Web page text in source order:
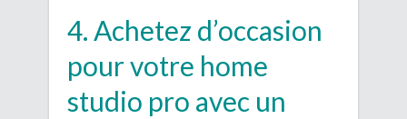
4. Achetez d’occasion
pour votre home
studio pro avec un